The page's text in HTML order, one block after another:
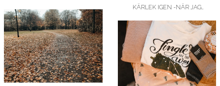
KÄRLEK IGEN -NÄR JAG